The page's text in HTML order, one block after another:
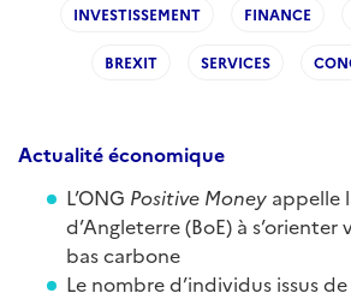
INVESTISSEMENT FINANCE
BREXIT SERVICES
Actualitééconomique
L’ONG Positive Money appelle
d’Angleterre (BoE) à s’orienter
bas carbone
Le nombre d’individus issus